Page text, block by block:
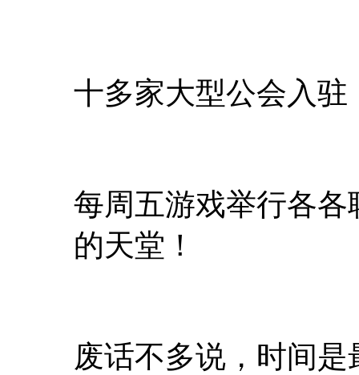
十多家大型公会入
每周五游戏举行各各
的天堂！
废话不多说，时间